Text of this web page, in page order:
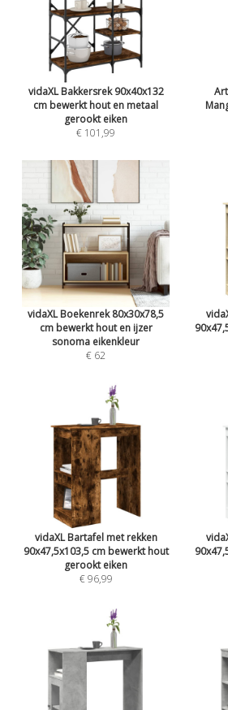
vidaXL Bakkersrek 90x40x132
cm bewerkt hout en metaal
gerookt eiken
€ 101,99
vidaXL Boekenrek 80x30x78,5
cm bewerkt hout en ijzer
sonoma eikenkleur
€ 62
vidaXL Bartafel met rekken
90x47,5x103,5 cm bewerkt hout
gerookt eiken
€ 96,99